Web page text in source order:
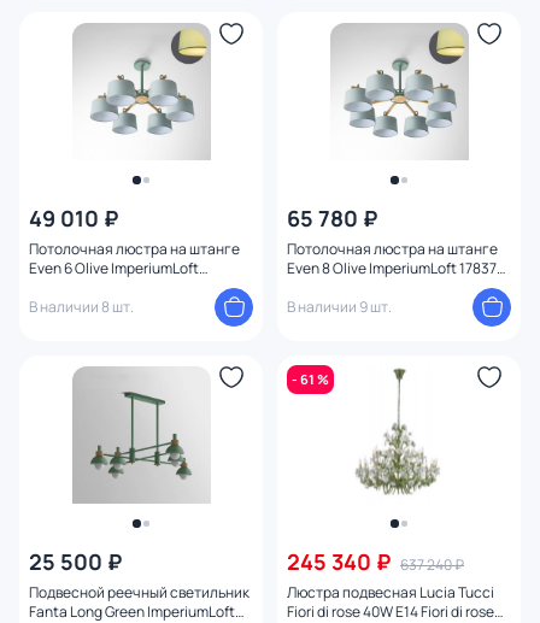
49 010 ₽
Потолочная люстра на штанге
Even 6 Olive ImperiumLoft
В наличии 8 шт.
65 780 ₽
Потолочная люстра на штанге
Even 8 Olive ImperiumLoft 178372-
В наличии 9 шт.
25 500 ₽
Подвесной реечный светильник
Fanta Long Green ImperiumLoft
- 61 %
245 340 ₽ 637 240 ₽
Люстра подвесная Lucia Tucci
Fiori di rose 40W E14 Fiori di rose